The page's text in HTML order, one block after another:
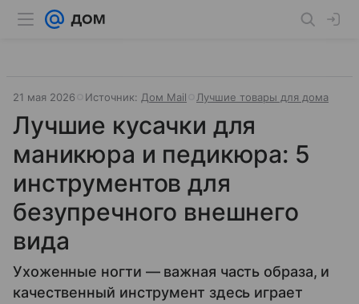
21 мая 2026 Источник: Дом Mail Лучшие товары для дома
Лучшие кусачки для
маникюра и педикюра: 5
инструментов для
безупречного внешнего
вида
Ухоженные ногти — важная часть образа, и
качественный инструмент здесь играет